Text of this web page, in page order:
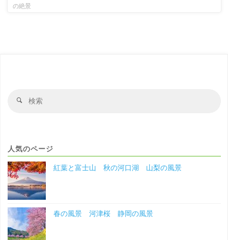
の絶景
検
人気のページ
紅葉と富士山 秋の河口湖 山梨の風景
春の風景 河津桜 静岡の風景